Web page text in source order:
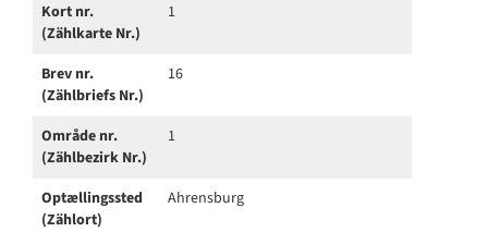
Kort nr.
(Zählkarte Nr.)
1
Brev nr.
(Zählbriefs Nr.)
16
Område nr.
(Zählbezirk Nr.)
1
Optællingssted
(Zählort)
Ahrensburg